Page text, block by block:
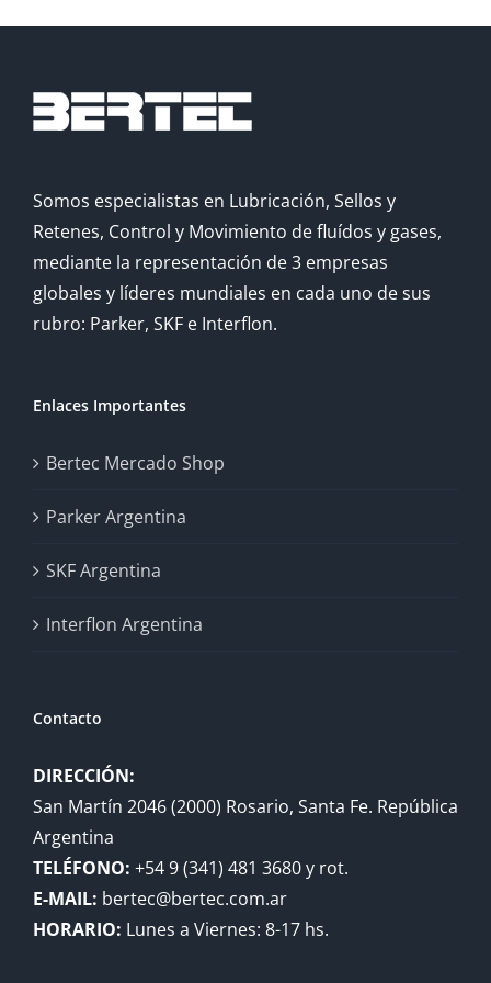
Somos especialistas en Lubricación, Sellos y
Retenes, Control y Movimiento de fluídos y gases,
mediante la representación de 3 empresas
globales y líderes mundiales en cada uno de sus
rubro: Parker, SKF e Interflon.
Enlaces Importantes
Bertec Mercado Shop
Parker Argentina
SKF Argentina
Interflon Argentina
Contacto
DIRECCIÓN:
San Martín 2046 (2000) Rosario, Santa Fe. República
Argentina
TELÉFONO: +54 9 (341) 481 3680 y rot.
E-MAIL: bertec@bertec.com.ar
HORARIO: Lunes a Viernes: 8-17 hs.